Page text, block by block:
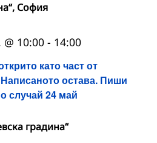
София
като част от
остава. Пиши
случай 24 май
@ 10:00 - 14:00
градина“